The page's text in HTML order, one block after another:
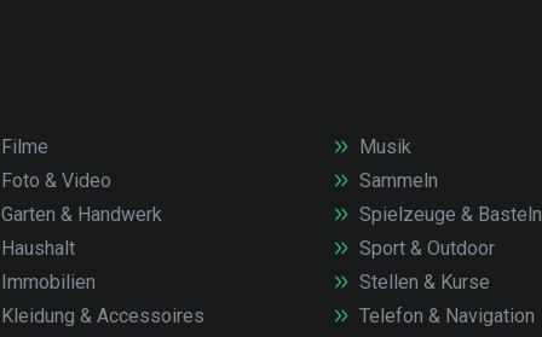
Filme
Foto & Video
Garten & Handwerk
Haushalt
Immobilien
Kleidung & Accessoires
Musik
Sammeln
Spielzeuge & Basteln
Sport & Outdoor
Stellen & Kurse
Telefon & Navigation